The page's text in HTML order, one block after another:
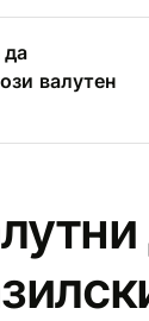
да
валутен